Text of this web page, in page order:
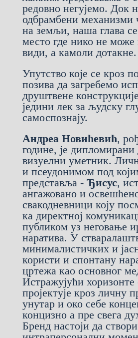
редовно негујемо. Док
одбрамбени механизми
на земљи, наша глава
место где нико не може
види, а камоли дотакне.
Упутство које се кроз
позива да загребемо
друштвене
једини лек за људску
самоспознају.
Андреа Новићевић,
године, је дипломирани
визуелни уметник.
и псеудонимом под
представља - Ђисус,
ангажовано и
свакодневници коју
ка директној
публиком уз неговање
наратива. У
минималистичких и
користи и спонтану
цртежа као основног
Истражујући хоризонте
пројектује кроз личну
унутар и око себе
концизно а пре свега
Бренд настоји да створи